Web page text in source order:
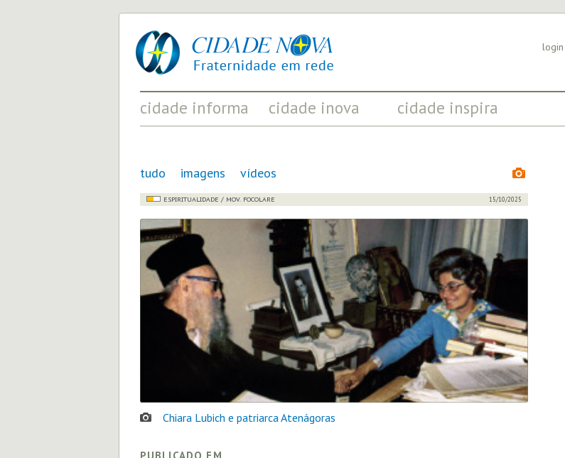
cidade
nova
UM
PROJETO
PELA
FRATERNIDADE
cidade informa
FATOS RELEVANTES PARA
cidade inova
ACONTECIMENTOS QUE EVIDENCIAM
cidade inspira
INICIATIVAS QUE TRANSFORMAM
login
tudo imagens vídeos
ESPIRITUALIDADE / MOV. FOCOLARE 15/10/2025
Chiara Lubich e patriarca Atenágoras